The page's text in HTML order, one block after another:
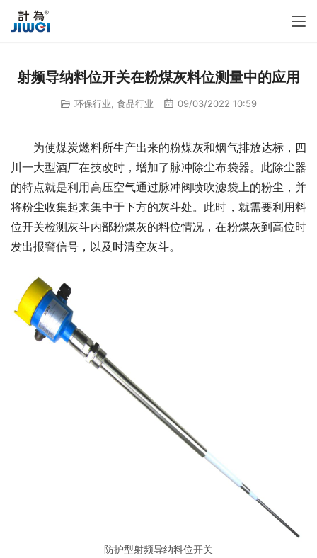
射频导纳料位开关在粉煤灰料位测量中的应用
环保行业 食品行业 09/03/2022 10:59
为使煤炭燃料所生产出来的粉煤灰和烟气排放达标，四
川一大型酒厂在技改时，增加了脉冲除尘布袋器。此除尘器
的特点就是利用高压空气通过脉冲阀喷吹滤袋上的粉尘，并
将粉尘收集起来集中于下方的灰斗处。此时，就需要利用料
位开关检测灰斗内部粉煤灰的料位情况，在粉煤灰到高位时
发出报警信号，以及时清空灰斗。
防护型射频导纳料位开关